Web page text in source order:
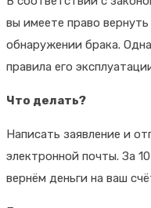
вы имеете право
обнаружении брака.
правила его
Что делать?
Написать заявление и
электронной почты. За
вернём деньги на ваш